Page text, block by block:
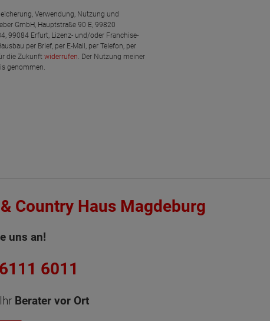
Verwendung, Nutzung und
GmbH, Hauptstraße 90 E, 99820
99084 Erfurt, Lizenz- und/oder Franchise-
per Brief, per E-Mail, per Telefon, per
die Zukunft widerrufen . Der Nutzung meiner
genommen.
Country Haus Magdeburg
uns an!
6011
Berater vor Ort